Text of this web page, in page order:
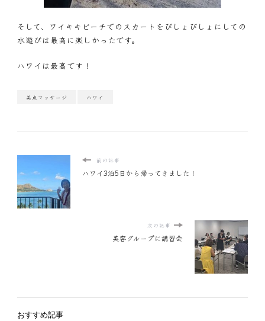
そして、ワイキキビーチでのスカートをびしょびしょにしての
水遊びは最高に楽しかったです。
ハワイは最高です！
美点マッサージ ハワイ
前の記事
ハワイ3泊5日から帰ってきました！
次の記事
美容グループに講習会
おすすめ記事